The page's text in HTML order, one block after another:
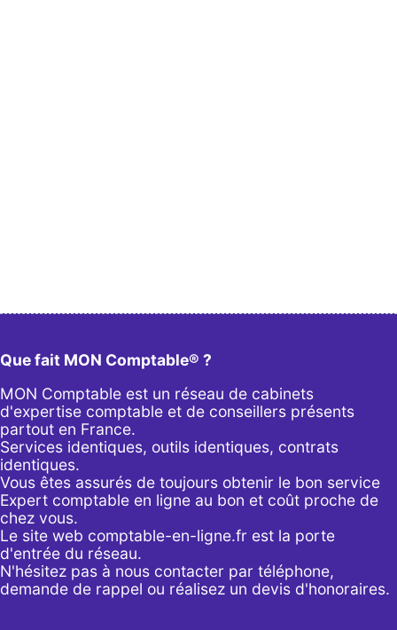
Que fait MON Comptable® ?
MON Comptable est un réseau de cabinets
d'expertise comptable et de conseillers présents
partout en France.
Services identiques, outils identiques, contrats
identiques.
Vous êtes assurés de toujours obtenir le bon service
Expert comptable en ligne au bon et coût proche de
chez vous.
Le site web comptable-en-ligne.fr est la porte
d'entrée du réseau.
N'hésitez pas à nous contacter par téléphone,
demande de rappel ou réalisez un devis d'honoraires.